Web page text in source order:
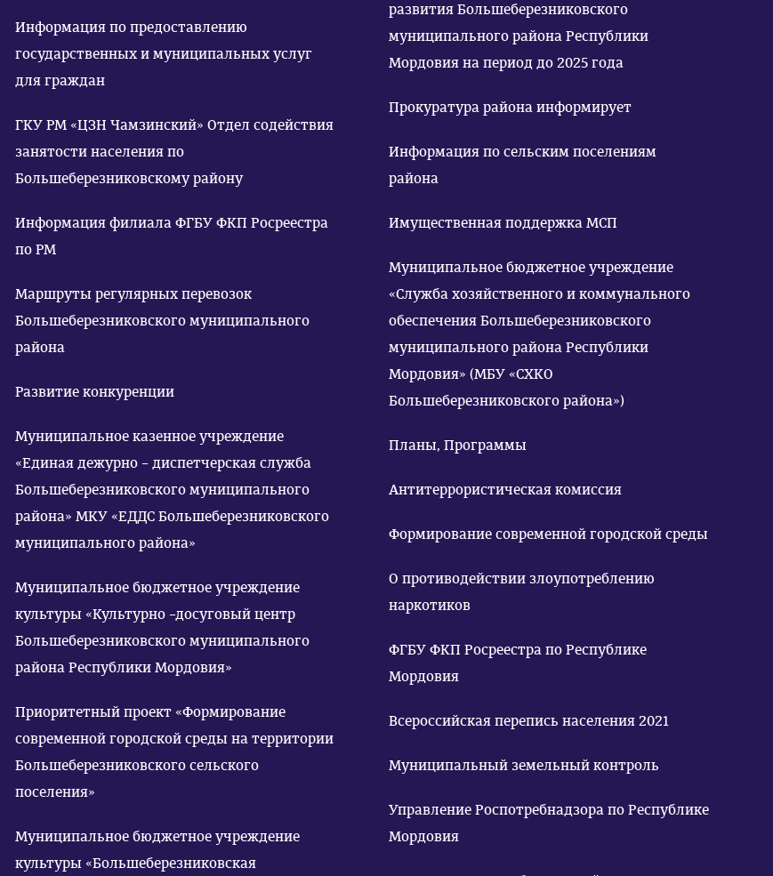
Информация по предоставлению
государственных и муниципальных услуг
для граждан
ГКУ РМ «ЦЗН Чамзинский» Отдел содействия
занятости населения по
Большеберезниковскому району
Информация филиала ФГБУ ФКП Росреестра
по РМ
Маршруты регулярных перевозок
Большеберезниковского муниципального
района
Развитие конкуренции
Муниципальное казенное учреждение
«Единая дежурно – диспетчерская служба
Большеберезниковского муниципального
района» МКУ «ЕДДС Большеберезниковского
муниципального района»
Муниципальное бюджетное учреждение
культуры «Культурно –досуговый центр
Большеберезниковского муниципального
района Республики Мордовия»
Приоритетный проект «Формирование
современной городской среды на территории
Большеберезниковского сельского
поселения»
Муниципальное бюджетное учреждение
культуры «Большеберезниковская
развития Большеберезниковского
муниципального района Республики
Мордовия на период до 2025 года
Прокуратура района информирует
Информация по сельским поселениям
района
Имущественная поддержка МСП
Муниципальное бюджетное учреждение
«Служба хозяйственного и коммунального
обеспечения Большеберезниковского
муниципального района Республики
Мордовия» (МБУ «СХКО
Большеберезниковского района»)
Планы, Программы
Антитеррористическая комиссия
Формирование современной городской среды
О противодействии злоупотреблению
наркотиков
ФГБУ ФКП Росреестра по Республике
Мордовия
Всероссийская перепись населения 2021
Муниципальный земельный контроль
Управление Роспотребнадзора по Республике
Мордовия